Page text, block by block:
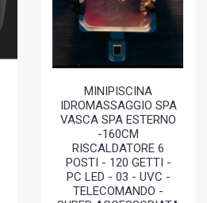
MINIPISCINA
IDROMASSAGGIO SPA
VASCA SPA ESTERNO
-160CM
RISCALDATORE 6
POSTI - 120 GETTI -
PC LED - 03 - UVC -
TELECOMANDO -